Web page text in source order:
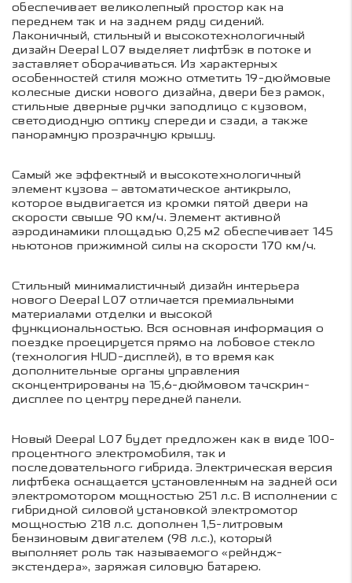
обеспечивает великолепный простор как на
переднем так и на заднем ряду сидений.
Лаконичный, стильный и высокотехнологичный
дизайн Deepal L07 выделяет лифтбэк в потоке и
заставляет оборачиваться. Из характерных
особенностей стиля можно отметить 19-дюймовые
колесные диски нового дизайна, двери без рамок,
стильные дверные ручки заподлицо с кузовом,
светодиодную оптику спереди и сзади, а также
панорамную прозрачную крышу.
Самый же эффектный и высокотехнологичный
элемент кузова – автоматическое антикрыло,
которое выдвигается из кромки пятой двери на
скорости свыше 90 км/ч. Элемент активной
аэродинамики площадью 0,25 м2 обеспечивает 145
ньютонов прижимной силы на скорости 170 км/ч.
Стильный минималистичный дизайн интерьера
нового Deepal L07 отличается премиальными
материалами отделки и высокой
функциональностью. Вся основная информация о
поездке проецируется прямо на лобовое стекло
(технология HUD-дисплей), в то время как
дополнительные органы управления
сконцентрированы на 15,6-дюймовом тачскрин-
дисплее по центру передней панели.
Новый Deepal L07 будет предложен как в виде 100-
процентного электромобиля, так и
последовательного гибрида. Электрическая версия
лифтбека оснащается установленным на задней оси
электромотором мощностью 251 л.с. В исполнении с
гибридной силовой установкой электромотор
мощностью 218 л.с. дополнен 1,5-литровым
бензиновым двигателем (98 л.с.), который
выполняет роль так называемого «рейндж-
экстендера», заряжая силовую батарею.